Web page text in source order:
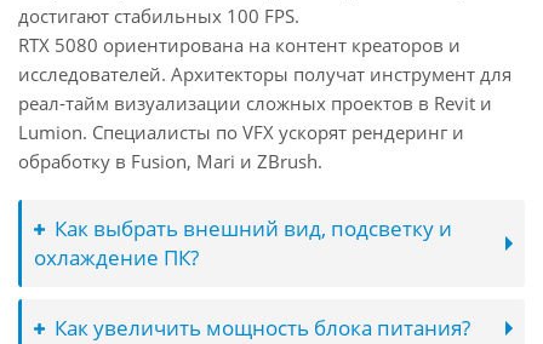
достигают стабильных 100 FPS.
RTX 5080 ориентирована на контент креаторов и
исследователей. Архитекторы получат инструмент для
реал-тайм визуализации сложных проектов в Revit и
Lumion. Специалисты по VFX ускорят рендеринг и
обработку в Fusion, Mari и ZBrush.
Как выбрать внешний вид, подсветку и
охлаждение ПК?
Как увеличить мощность блока питания?